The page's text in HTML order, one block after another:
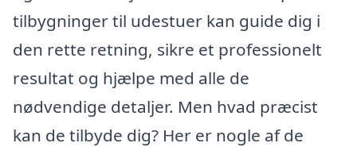
tilbygninger til udestuer kan guide dig i
den rette retning, sikre et professionelt
resultat og hjælpe med alle de
nødvendige detaljer. Men hvad præcist
kan de tilbyde dig? Her er nogle af de